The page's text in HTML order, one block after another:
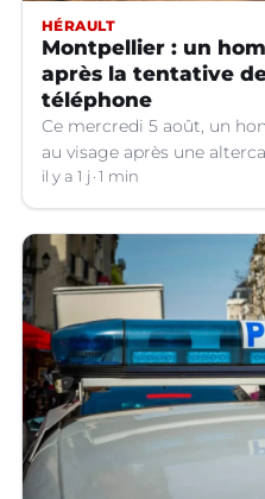
HÉRAULT
Montpellier : un
après la tentative
téléphone
Ce mercredi 5 août, un
au visage après une
téléphone portable à
il y a 1 j 1 min